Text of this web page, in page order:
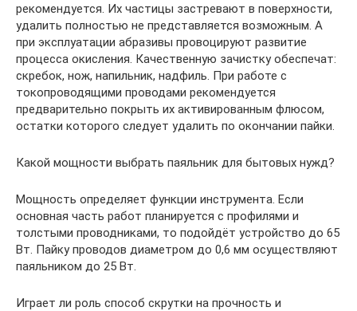
рекомендуется. Их частицы застревают в поверхности,
удалить полностью не представляется возможным. А
при эксплуатации абразивы провоцируют развитие
процесса окисления. Качественную зачистку обеспечат:
скребок, нож, напильник, надфиль. При работе с
токопроводящими проводами рекомендуется
предварительно покрыть их активированным флюсом,
остатки которого следует удалить по окончании пайки.
Какой мощности выбрать паяльник для бытовых нужд?
Мощность определяет функции инструмента. Если
основная часть работ планируется с профилями и
толстыми проводниками, то подойдёт устройство до 65
Вт. Пайку проводов диаметром до 0,6 мм осуществляют
паяльником до 25 Вт.
Играет ли роль способ скрутки на прочность и